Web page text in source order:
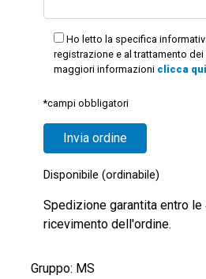
Ho letto la specifica
registrazione e al trattamento
maggiori informazioni clicca qui
*campi obbligatori
Disponibile (ordinabile)
Spedizione garantita entro le
ricevimento dell'ordine.
Gruppo: MS